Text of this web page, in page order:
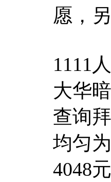
愿，
1111
大华
查询
均匀
4048